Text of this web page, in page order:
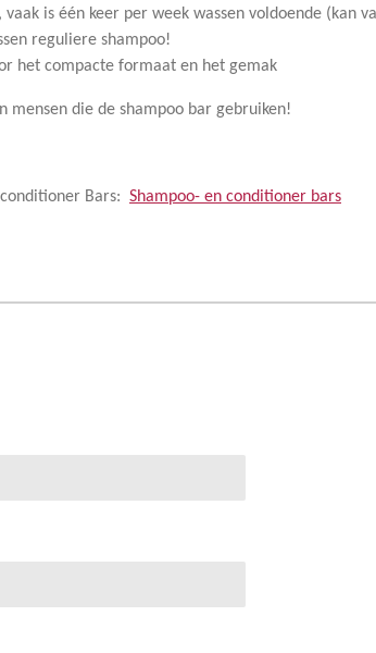
is één keer per week wassen voldoende (kan
reguliere shampoo!
het compacte formaat en het gemak
mensen die de shampoo bar gebruiken!
Bars: Shampoo- en conditioner bars